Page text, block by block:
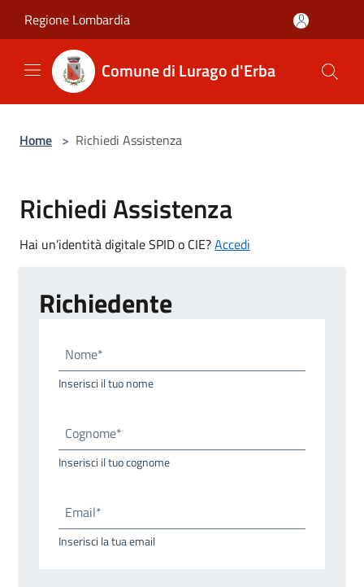
Regione Lombardia
Comune di Lurago d'Erba
Home > Richiedi Assistenza
Richiedi Assistenza
Hai un’identità digitale SPID o CIE?Accedi
Richiedente
Nome*
Inserisci il tuo nome
Cognome*
Inserisci il tuo cognome
Email*
Inserisci la tua email